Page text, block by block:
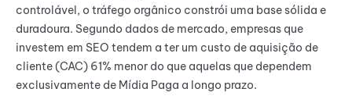
controlável, o tráfego orgânico constrói uma base sólida e
duradoura. Segundo dados de mercado, empresas que
investem em SEO tendem a ter um custo de aquisição de
cliente (CAC) 61% menor do que aquelas que dependem
exclusivamente de Mídia Paga a longo prazo.